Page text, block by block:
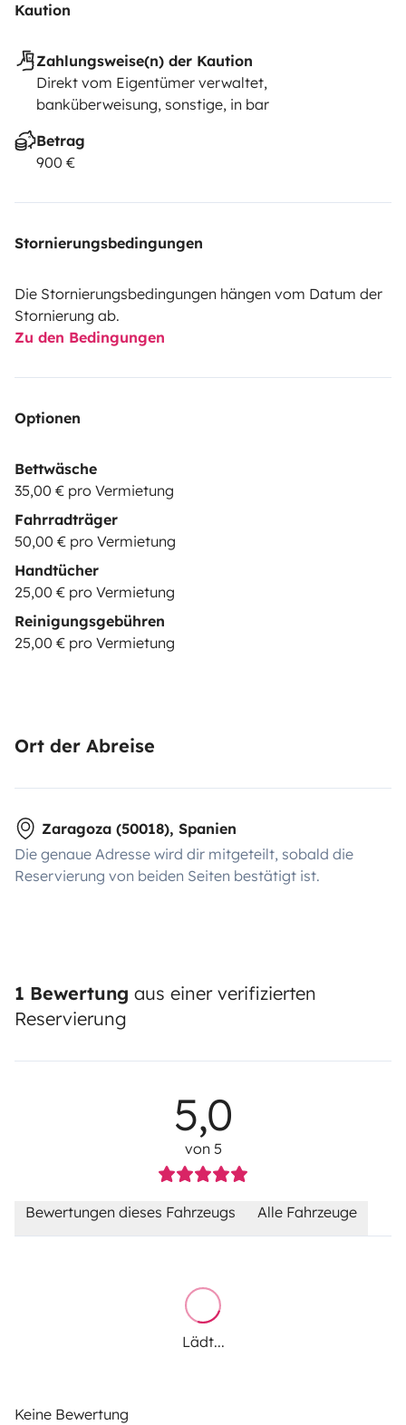
Kaution
Zahlungsweise(n) der Kaution
Direkt vom Eigentümer verwaltet,
banküberweisung, sonstige, in bar
Betrag
900 €
Stornierungsbedingungen
Die Stornierungsbedingungen hängen vom Datum der
Stornierung ab.
Zu den Bedingungen
Optionen
Bettwäsche
35,00 € pro Vermietung
Fahrradträger
50,00 € pro Vermietung
Handtücher
25,00 € pro Vermietung
Reinigungsgebühren
25,00 € pro Vermietung
Ort der Abreise
Zaragoza (50018), Spanien
Die genaue Adresse wird dir mitgeteilt, sobald die
Reservierung von beiden Seiten bestätigt ist.
1 Bewertung aus einer verifizierten
Reservierung
5,0
von 5
Bewertungen dieses Fahrzeugs Alle Fahrzeuge
Lädt...
Keine Bewertung